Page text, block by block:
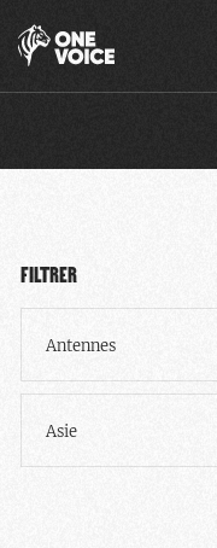
FILTRER
Antennes
Asie